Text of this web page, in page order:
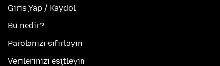
Giriş Yap / Kaydol
Bu nedir?
Parolanızı sıfırlayın
Verilerinizi eşitleyin